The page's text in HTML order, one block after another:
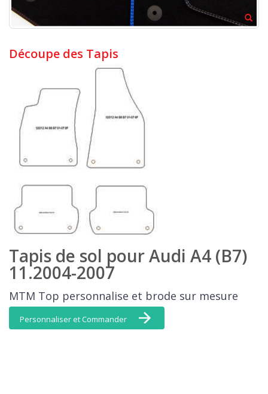
Découpe des Tapis
Tapis de sol pour Audi A4 (B7)
11.2004-2007
MTM Top personnalise et brode sur mesure
Personnaliser et Commander